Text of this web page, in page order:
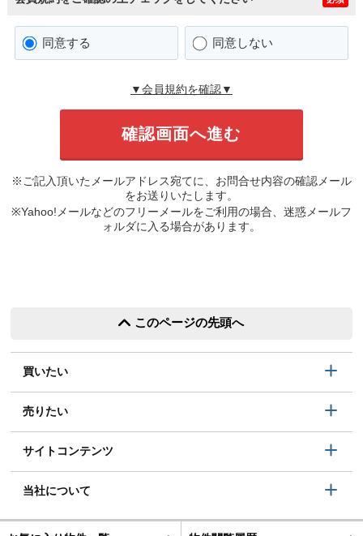
同意する 同意しない
▼会員規約を確認▼
※ご記入頂いたメールアドレス宛てに、お問合せ内容の確認メール
をお送りいたします。
※Yahoo!メールなどのフリーメールをご利用の場合、迷惑メールフ
ォルダに入る場合があります。
このページの先頭へ
買いたい
売りたい
サイトコンテンツ
当社について